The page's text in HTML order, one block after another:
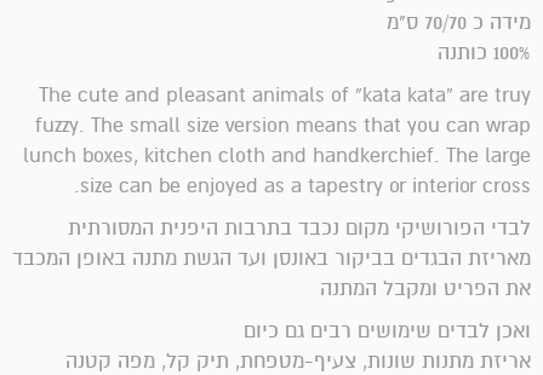
מידה כ 70/70 ס"מ
100% כותנה
The cute and pleasant animals of “kata kata” are truy
fuzzy. The small size version means that you can wrap
lunch boxes, kitchen cloth and handkerchief. The large
size can be enjoyed as a tapestry or interior cross.
לבדי הפורושיקי מקום נכבד בתרבות היפנית המסורתית
מאריזת הבגדים בביקור באונסן ועד הגשת מתנה באופן המכבד
את הפריט ומקבל המתנה
ואכן לבדים שימושים רבים גם כיום
אריזת מתנות שונות, צעיף-מטפחת, תיק קל, מפה קטנה